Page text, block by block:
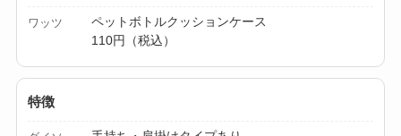
【100均】ダイソー/
ープ用LEDライトは
ワッツ
ペットボトルクッションケース
110円（税込）
特徴